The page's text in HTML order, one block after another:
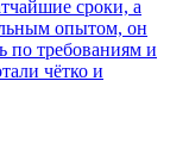
сроки, а
опытом, он
по требованиям и
чётко и